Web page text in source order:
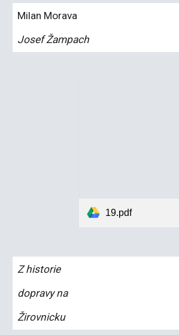
Milan Morava
Josef Žampach
19.pdf
Z historie
dopravy na
Žirovnicku